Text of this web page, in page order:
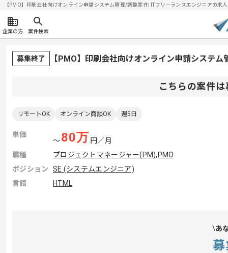
【PMO】印刷会社向けオンライン申請システム管理/調整案件| ITフリーランスエンジニアの
企業の方 案件検索
募集終了 【PMO】印刷会社向けオンライン申請システ
こちらの案件
リモートOK オンライン商談OK 週5日
単価
〜80万 円／月
職種
プロジェクトマネージャー(PM), PMO
ポジション
SE (システムエンジニア)
言語
HTML
あ